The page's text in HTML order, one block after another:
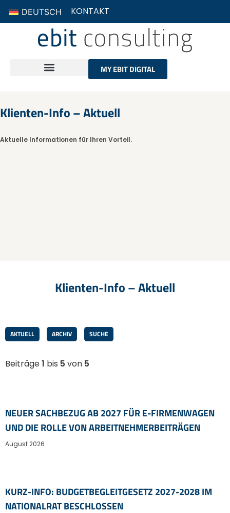
KONTAKT
DEUTSCH
MY EBIT DIGITAL
Klienten-Info – Aktuell
Aktuelle Informationen für Ihren Vorteil.
Klienten-Info – Aktuell
AKTUELL ARCHIV SUCHE
Beiträge1 bis 5 von 5
NEUER SACHBEZUG AB 2027 FÜR E-FIRMENWAGEN
UND DIE ROLLE VON ARBEITNEHMER​­BEITRÄGEN
August 2026
KURZ-INFO: BUDGETBEGLEITGESETZ 2027-2028 IM
NATIONALRAT BESCHLOSSEN